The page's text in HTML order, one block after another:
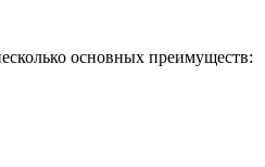
основных преимуществ: